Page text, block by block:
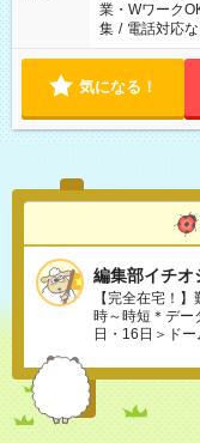
業・Wワーク
集 / 電話対応な
気になる！
編集部イチオ
【完全在宅！
時～時短＊デー
日・16日＞ド